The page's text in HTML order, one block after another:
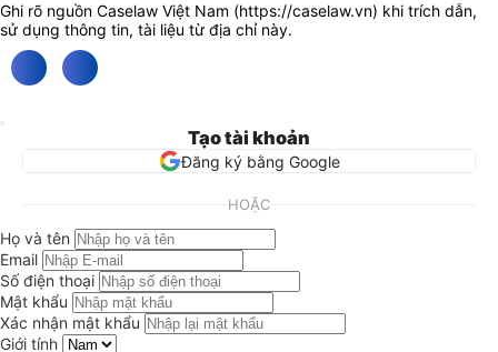
Ghi rõ nguồn Caselaw Việt Nam (https://caselaw.vn) khi trích dẫn,
sử dụng thông tin, tài liệu từ địa chỉ này.
Tạo tài khoản
Đăng ký bằng Google
HOẶC
Họ và tên
Email
Số điện thoại
Mật khẩu
Xác nhận mật khẩu
Giới tính